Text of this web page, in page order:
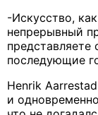
-Искусство,
непрерывный
представляете
последующие
Henrik
и